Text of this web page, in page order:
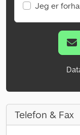
Jeg er
Telefon & Fax